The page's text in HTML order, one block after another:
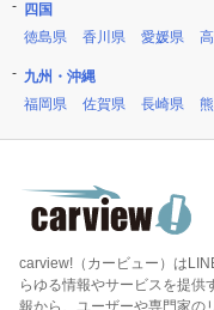
四国
徳島県
香川県 愛媛県
九州・沖縄
福岡県
佐賀県 長崎県
carview!（カービュー）は
らゆる情報やサービスを提供